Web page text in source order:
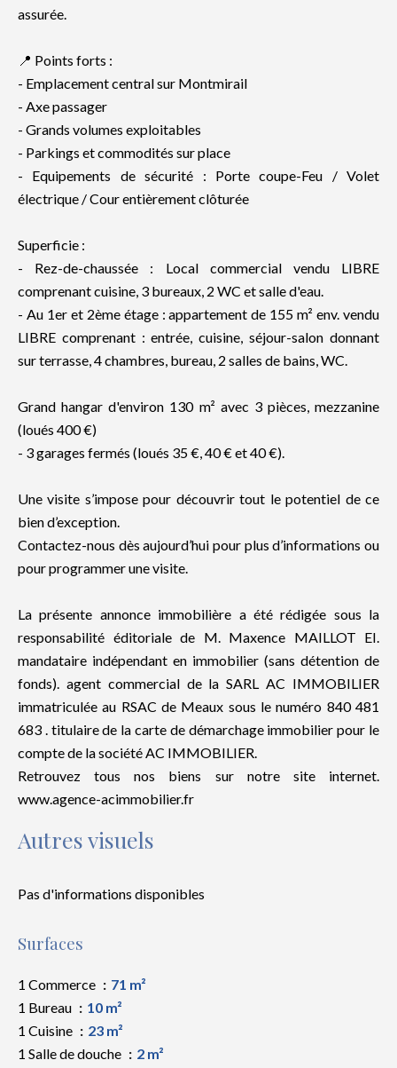
assurée.
📍 Points forts :
- Emplacement central sur Montmirail
- Axe passager
- Grands volumes exploitables
- Parkings et commodités sur place
- Equipements de sécurité : Porte coupe-Feu / Volet
électrique / Cour entièrement clôturée
Superficie :
- Rez-de-chaussée : Local commercial vendu LIBRE
comprenant cuisine, 3 bureaux, 2 WC et salle d'eau.
- Au 1er et 2ème étage : appartement de 155 m² env. vendu
LIBRE comprenant : entrée, cuisine, séjour-salon donnant
sur terrasse, 4 chambres, bureau, 2 salles de bains, WC.
Grand hangar d'environ 130 m² avec 3 pièces, mezzanine
(loués 400 €)
- 3 garages fermés (loués 35 €, 40 € et 40 €).
Une visite s’impose pour découvrir tout le potentiel de ce
bien d’exception.
Contactez-nous dès aujourd’hui pour plus d’informations ou
pour programmer une visite.
La présente annonce immobilière a été rédigée sous la
responsabilité éditoriale de M. Maxence MAILLOT EI.
mandataire indépendant en immobilier (sans détention de
fonds). agent commercial de la SARL AC IMMOBILIER
immatriculée au RSAC de Meaux sous le numéro 840 481
683 . titulaire de la carte de démarchage immobilier pour le
compte de la société AC IMMOBILIER.
Retrouvez tous nos biens sur notre site internet.
www.agence-acimmobilier.fr
Autres visuels
Pas d'informations disponibles
Surfaces
1 Commerce
71 m²
1 Bureau
10 m²
1 Cuisine
23 m²
1 Salle de douche
2 m²